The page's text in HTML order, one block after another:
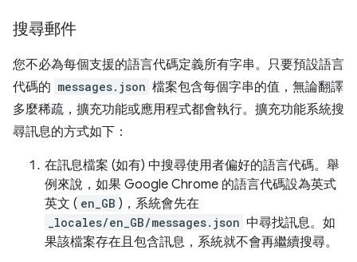
搜尋郵件
您不必為每個支援的語言代碼定義所有字串。只要預設語言
代碼的 messages.json 檔案包含每個字串的值，無論翻譯
多麼稀疏，擴充功能或應用程式都會執行。擴充功能系統搜
尋訊息的方式如下：
在訊息檔案 (如有) 中搜尋使用者偏好的語言代碼。舉
例來說，如果 Google Chrome 的語言代碼設為英式
英文 ( en_GB )，系統會先在
_locales/en_GB/messages.json 中尋找訊息。如
果該檔案存在且包含訊息，系統就不會再繼續搜尋。